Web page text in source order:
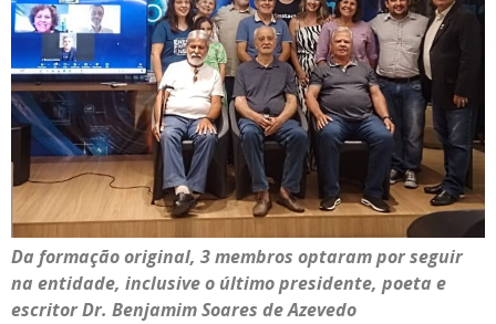
Da formação original, 3 membros optaram por seguir
na entidade, inclusive o último presidente, poeta e
escritor Dr. Benjamim Soares de Azevedo